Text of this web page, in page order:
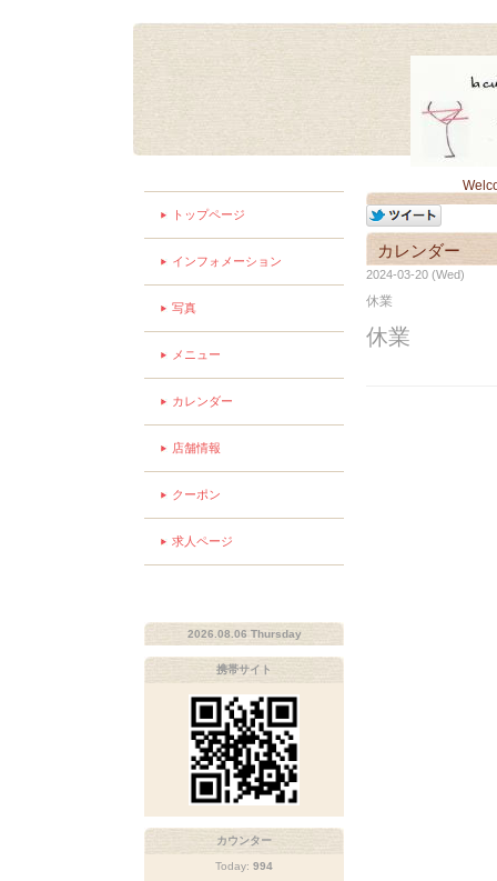
カレンダー
2024-03-20 (Wed)
休業
休業
トップページ
インフォメーション
写真
メニュー
カレンダー
店舗情報
クーポン
求人ページ
2026.08.06 Thursday
携帯サイト
カウンター
Today: 994